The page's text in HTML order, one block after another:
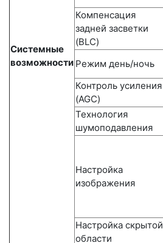
Системные
возможности
Компенсация
задней засветки
(BLC)
Режим день/ночь
Контроль усиления
(AGC)
Технология
шумоподавления
Настройка
изображения
Настройка скрытой
области